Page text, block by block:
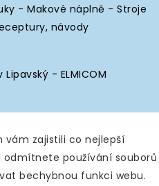
- Makové náplně - Stroje
návody
- ELMICOM
vám zajistili co nejlepší
odmítnete používání souborů
bechybnou funkci webu.